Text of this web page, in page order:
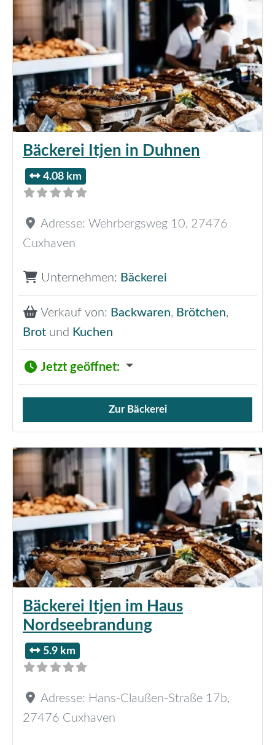
Bäckerei Itjen in Duhnen
4.08 km
Adresse: Wehrbergsweg 10, 27476
Cuxhaven
Unternehmen: Bäckerei
Verkauf von: Backwaren, Brötchen,
Brot und Kuchen
Jetzt geöffnet:
Verkauf von Brötchen,
Zur Bäckerei
Bäckerei Itjen im Haus
Nordseebrandung
5.9 km
Adresse: Hans-Claußen-Straße 17b,
27476 Cuxhaven